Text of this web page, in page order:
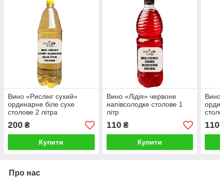
Вино «Рислінг сухий»
ординарне біле сухе
столове 2 літра
200 ₴
Купити
Вино «Лідія» червоне
напівсолодке столове 1
літр
110₴
Купити
110
Про нас